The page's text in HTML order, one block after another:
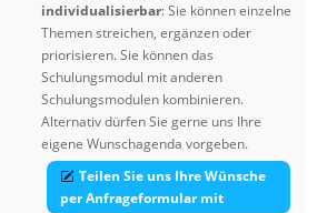
individualisierbar: Sie können einzelne
Themen streichen, ergänzen oder
priorisieren. Sie können das
Schulungsmodul mit anderen
Schulungsmodulen kombinieren.
Alternativ dürfen Sie gerne uns Ihre
eigene Wunschagenda vorgeben.
Teilen Sie uns Ihre Wünsche
per Anfrageformular mit